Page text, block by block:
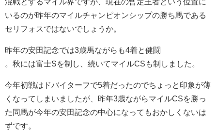
いるのが昨年のマイルチャンピオンシップの勝ち馬である
セリフォスではないでしょうか。
昨年の安田記念では3歳馬ながらも4着と健闘
。秋には富士Sを制し、続いてマイルCSも制しました。
今年初戦はドバイターフで5着だったのでちょっと印象が薄
くなってしまいましたが、昨年3歳ながらマイルCSを勝っ
た同馬が今年の安田記念の中心になってもおかしくないは
ずです。